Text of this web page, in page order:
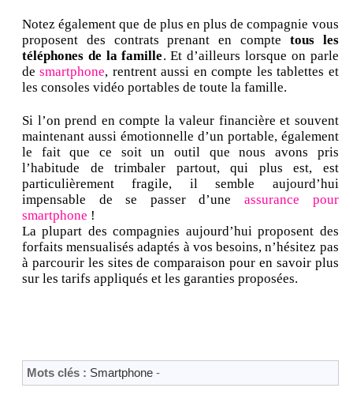
Notez également que de plus en plus de compagnie vous
proposent des contrats prenant en compte tous les
téléphones de la famille. Et d’ailleurs lorsque on parle
desmartphone, rentrent aussi en compte les tablettes et
les consoles vidéo portables de toute la famille.
Si l’on prend en compte la valeur financière et souvent
maintenant aussi émotionnelle d’un portable, également
le fait que ce soit un outil que nous avons pris
l’habitude de trimbaler partout, qui plus est, est
particulièrement fragile, il semble aujourd’hui
impensable de se passer d’uneassurance pour
smartphone !
La plupart des compagnies aujourd’hui proposent des
forfaits mensualisés adaptés à vos besoins, n’hésitez pas
à parcourir les sites de comparaison pour en savoir plus
sur les tarifs appliqués et les garanties proposées.
Mots clés : Smartphone -